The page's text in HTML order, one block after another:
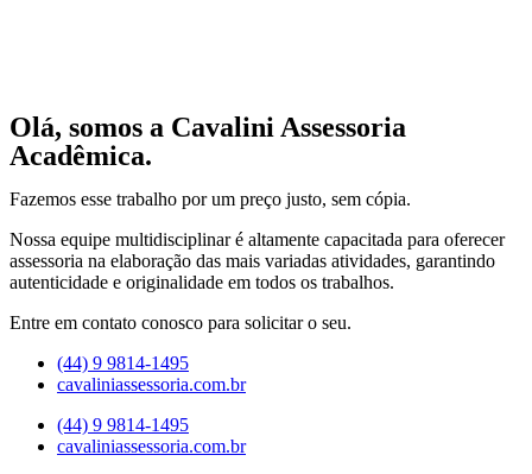
Olá, somos a Cavalini Assessoria
Acadêmica.
Fazemos esse trabalho por um preço justo, sem cópia.
Nossa equipe multidisciplinar é altamente capacitada para oferecer
assessoria na elaboração das mais variadas atividades, garantindo
autenticidade e originalidade em todos os trabalhos.
Entre em contato conosco para solicitar o seu.
(44) 9 9814-1495
cavaliniassessoria.com.br
(44) 9 9814-1495
cavaliniassessoria.com.br